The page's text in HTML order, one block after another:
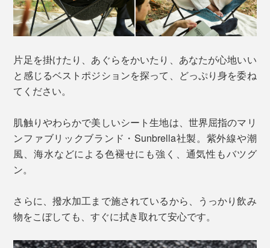
片足を掛けたり、あぐらをかいたり、あなたが心地いい
と感じるベストポジションを探って、どっぷり身を委ね
てください。
肌触りやわらかで美しいシート生地は、世界屈指のマリ
ンファブリックブランド・Sunbrella社製。紫外線や潮
風、海水などによる色褪せにも強く、通気性もバツグ
ン。
さらに、撥水加工まで施されているから、うっかり飲み
物をこぼしても、すぐに拭き取れて安心です。